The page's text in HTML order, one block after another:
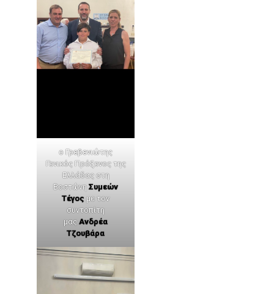
ο Γρεβενιώτης
Γενικός Πρόξενος της
Ελλάδας στη
Βοστώνη Συμεών
Τέγος με τον
συντοπίτη
μας Ανδρέα
Τζουβάρα